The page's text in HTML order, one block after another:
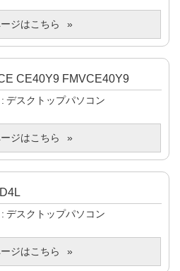
ジはこちら
CE40Y9 FMVCE40Y9
デスクトップパソコン
ジはこちら
デスクトップパソコン
ジはこちら